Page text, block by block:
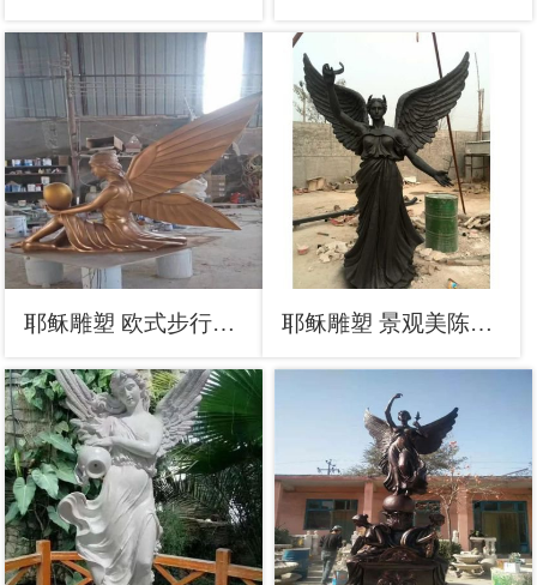
耶稣雕塑 欧式步行街西方雕塑 大型商场人物雕塑 耶稣雕塑 景观美陈西方雕塑 喷漆人物雕塑